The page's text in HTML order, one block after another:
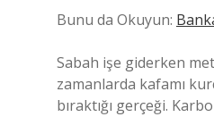
Bunu da Okuyun:
Sabah işe giderken
zamanlarda kafamı
bıraktığı gerçeği.